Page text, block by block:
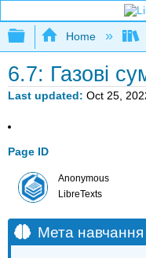
Expand/
Home
6.7: Газові
Last updated Oct 25,
Page ID
Anonymous
LibreTexts
Мета навчання